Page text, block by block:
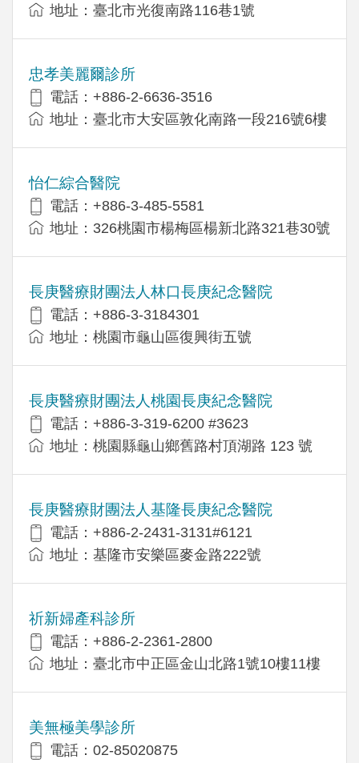
地址：臺北市光復南路116巷1號
忠孝美麗爾診所
電話：+886-2-6636-3516
地址：臺北市大安區敦化南路一段216號6樓
怡仁綜合醫院
電話：+886-3-485-5581
地址：326桃園市楊梅區楊新北路321巷30號
長庚醫療財團法人林口長庚紀念醫院
電話：+886-3-3184301
地址：桃園市龜山區復興街五號
長庚醫療財團法人桃園長庚紀念醫院
電話：+886-3-319-6200 #3623
地址：桃園縣龜山鄉舊路村頂湖路 123 號
長庚醫療財團法人基隆長庚紀念醫院
電話：+886-2-2431-3131#6121
地址：基隆市安樂區麥金路222號
祈新婦產科診所
電話：+886-2-2361-2800
地址：臺北市中正區金山北路1號10樓11樓
美無極美學診所
電話：02-85020875